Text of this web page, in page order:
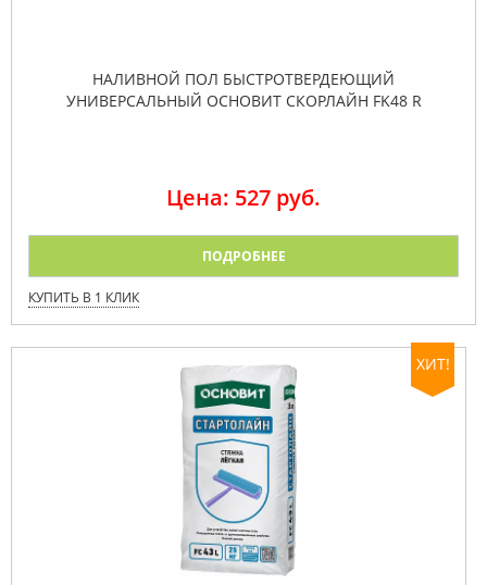
НАЛИВНОЙ ПОЛ БЫСТРОТВЕРДЕЮЩИЙ
УНИВЕРСАЛЬНЫЙ ОСНОВИТ СКОРЛАЙН FK48 R
Цена: 527 руб.
ПОДРОБНЕЕ
КУПИТЬ В 1 КЛИК
ХИТ!